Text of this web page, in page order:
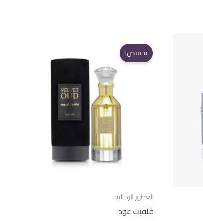
تخفيض!
العطور الرجالية
فلفيت عود